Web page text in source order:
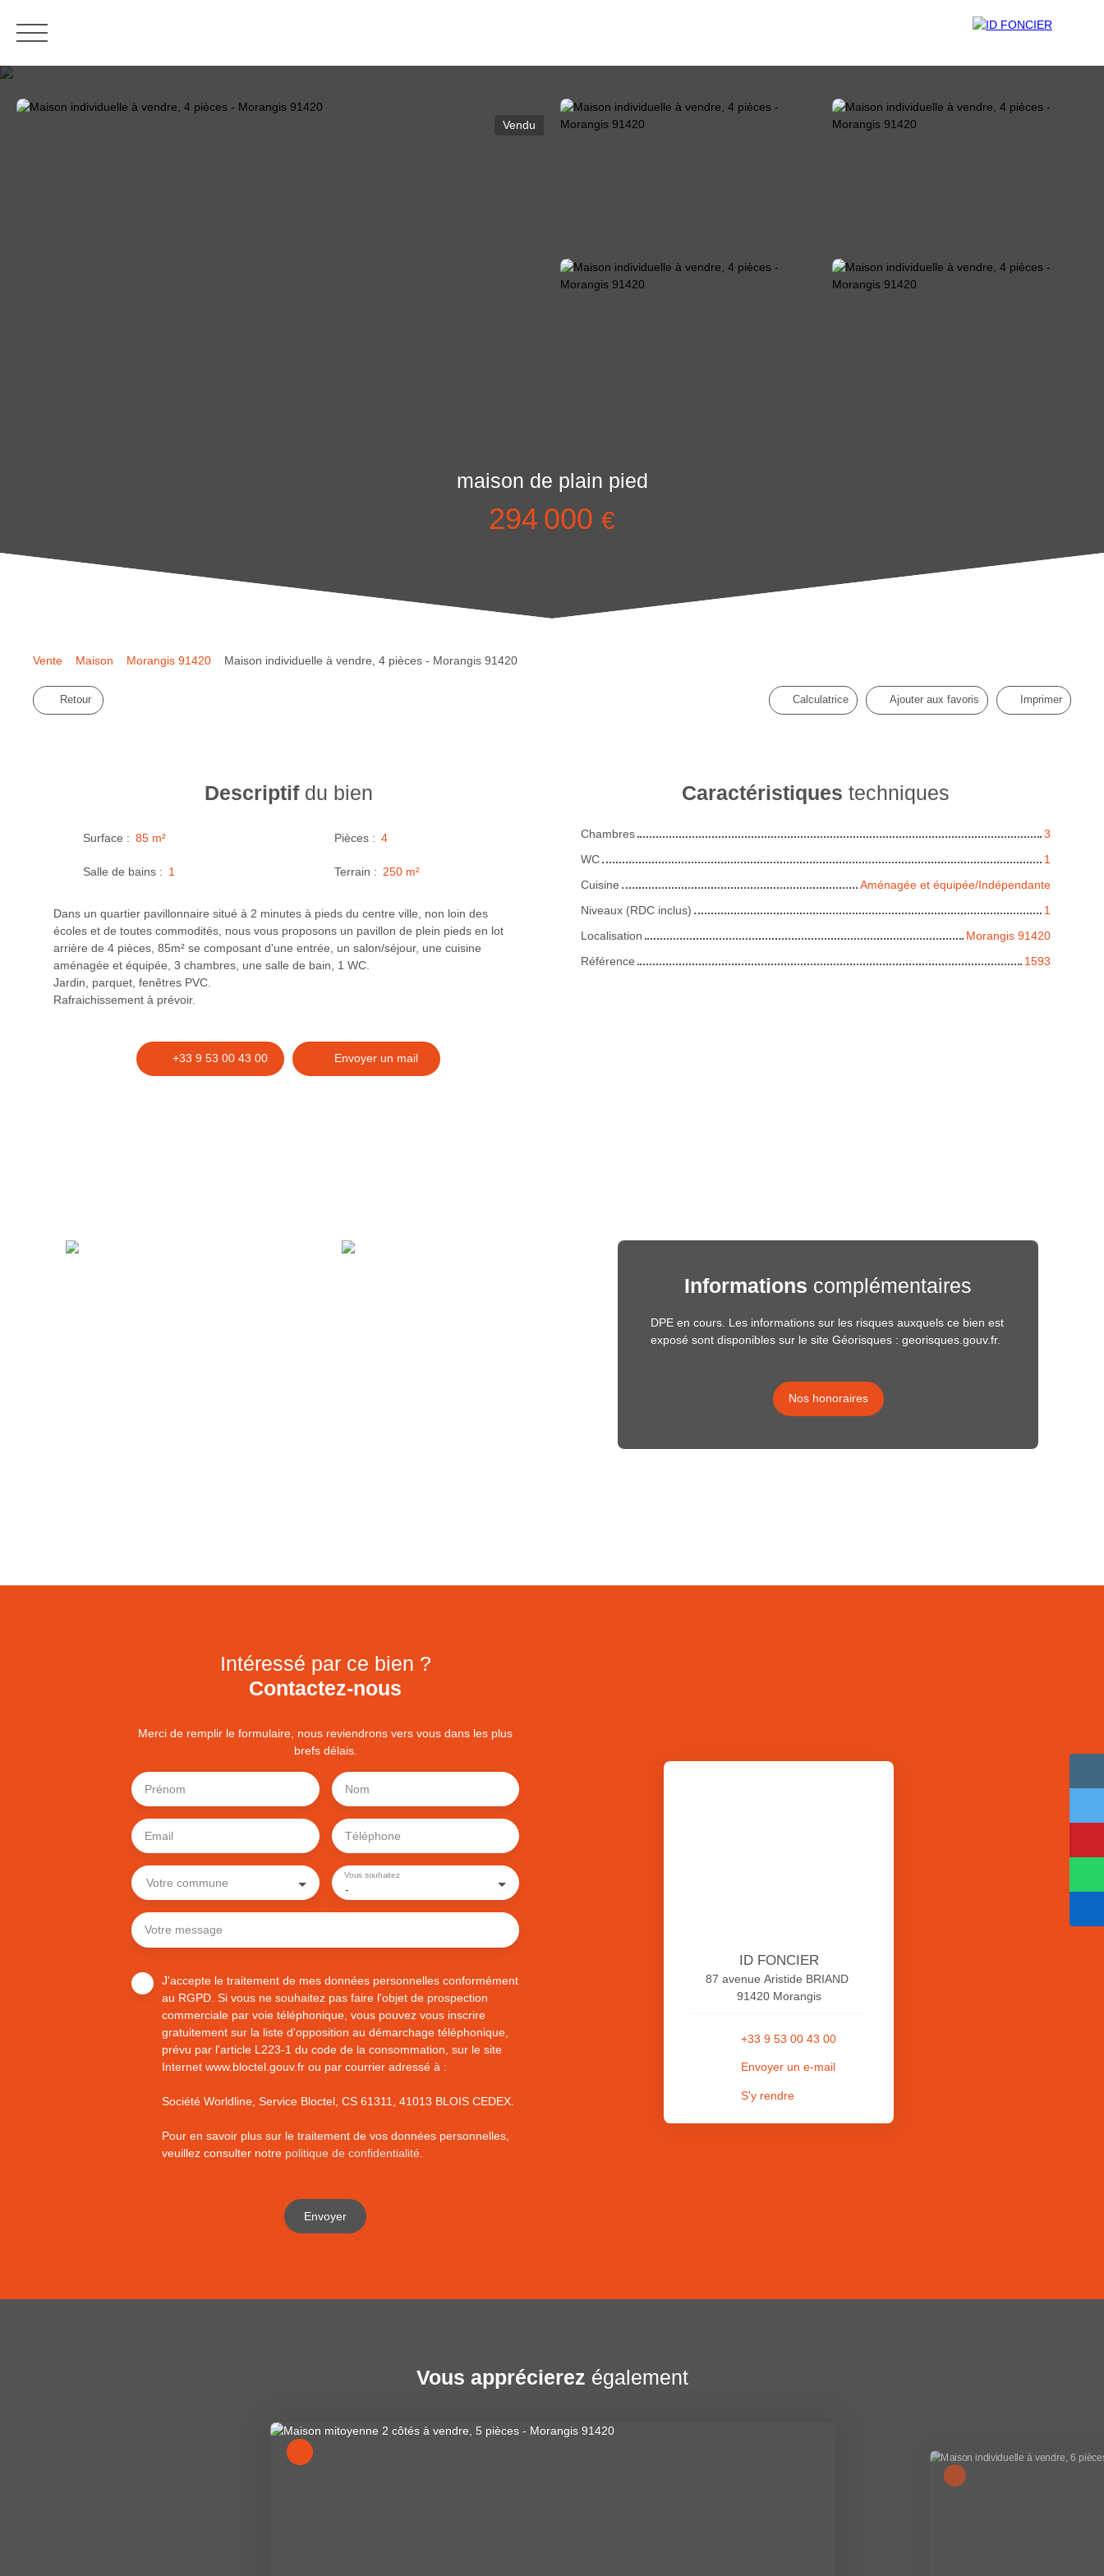
Vendu
maison de plain pied
294 000 €
Vente Maison Morangis 91420 Maison individuelle à vendre, 4 pièces - Morangis 91420
Retour Calculatrice Ajouter aux favoris Imprimer
Descriptifdu bien
Surface : 85 m² Pièces : 4
Salle de bains : 1 Terrain : 250 m²
Dans un quartier pavillonnaire situé à 2 minutes à pieds du centre ville, non loin des
écoles et de toutes commodités, nous vous proposons un pavillon de plein pieds en lot
arrière de 4 pièces, 85m² se composant d'une entrée, un salon/séjour, une cuisine
aménagée et équipée, 3 chambres, une salle de bain, 1 WC.
Jardin, parquet, fenêtres PVC.
Rafraichissement à prévoir.
+33 9 53 00 43 00 Envoyer un mail
Caractéristiques techniques
Chambres
3
WC
1
Cuisine
Aménagée et équipée/Indépendante
Niveaux (RDC inclus)
1
Localisation
Morangis 91420
Référence
1593
Informations complémentaires
DPE en cours. Les informations sur les risques auxquels ce bien est
exposé sont disponibles sur le site Géorisques : georisques.gouv.fr.
Nos honoraires
Intéressé par ce bien ?
Contactez-nous
Merci de remplir le formulaire, nous reviendrons vers vous dans les plus
brefs délais.
Prénom Nom
Email Téléphone
Votre commune -
Vous souhaitez
Votre message
J'accepte le traitement de mes données personnelles conformément
au RGPD. Si vous ne souhaitez pas faire l'objet de prospection
commerciale par voie téléphonique, vous pouvez vous inscrire
gratuitement sur la liste d'opposition au démarchage téléphonique,
prévu par l'article L223-1 du code de la consommation, sur le site
Internet www.bloctel.gouv.fr ou par courrier adressé à :
Société Worldline, Service Bloctel, CS 61311, 41013 BLOIS CEDEX.
Pour en savoir plus sur le traitement de vos données personnelles,
veuillez consulter notre politique de confidentialité
Envoyer
ID FONCIER
87 avenue Aristide BRIAND
91420 Morangis
+33 9 53 00 43 00
Envoyer un e-mail
S'y rendre
Vous apprécierez également